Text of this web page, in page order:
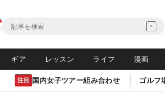
ギア レッスン ライフ 漫画
注目 国内女子ツアー組み合わせ ゴルフ